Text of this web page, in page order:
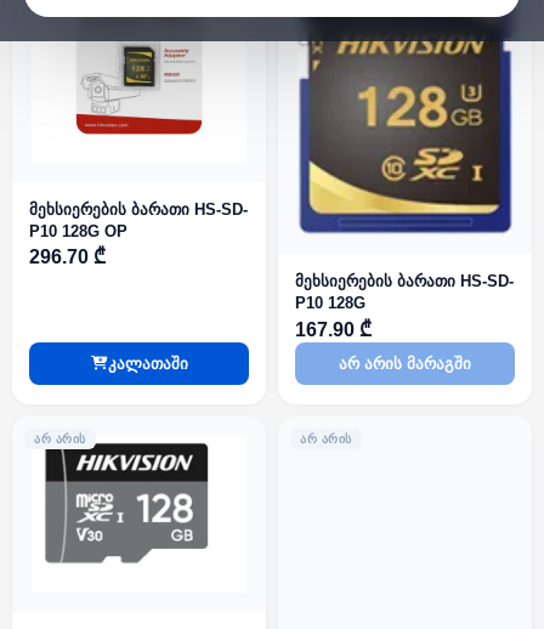
მეხსიერების ბარათი HS-SD-
P10 128G OP
296.70 ₾
კალათაში
მეხსიერების ბარათი HS-SD-
P10 128G
167.90 ₾
არ არის მარაგში
ᲐᲠ ᲐᲠᲘᲡ ᲐᲠ ᲐᲠᲘᲡ